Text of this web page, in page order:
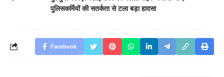
पुलिसकर्मियों की सतर्कता से टला बड़ा हादसा
Facebook